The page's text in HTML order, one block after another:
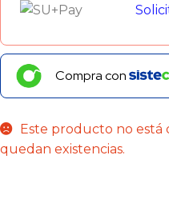
Compra con
Este producto no está
quedan existencias.